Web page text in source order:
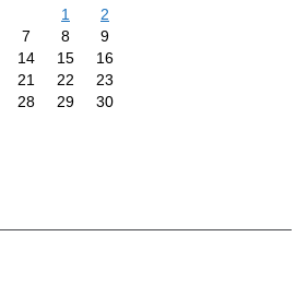
1
2
7 8
9
14 15
16
21 22
23
28 29
30